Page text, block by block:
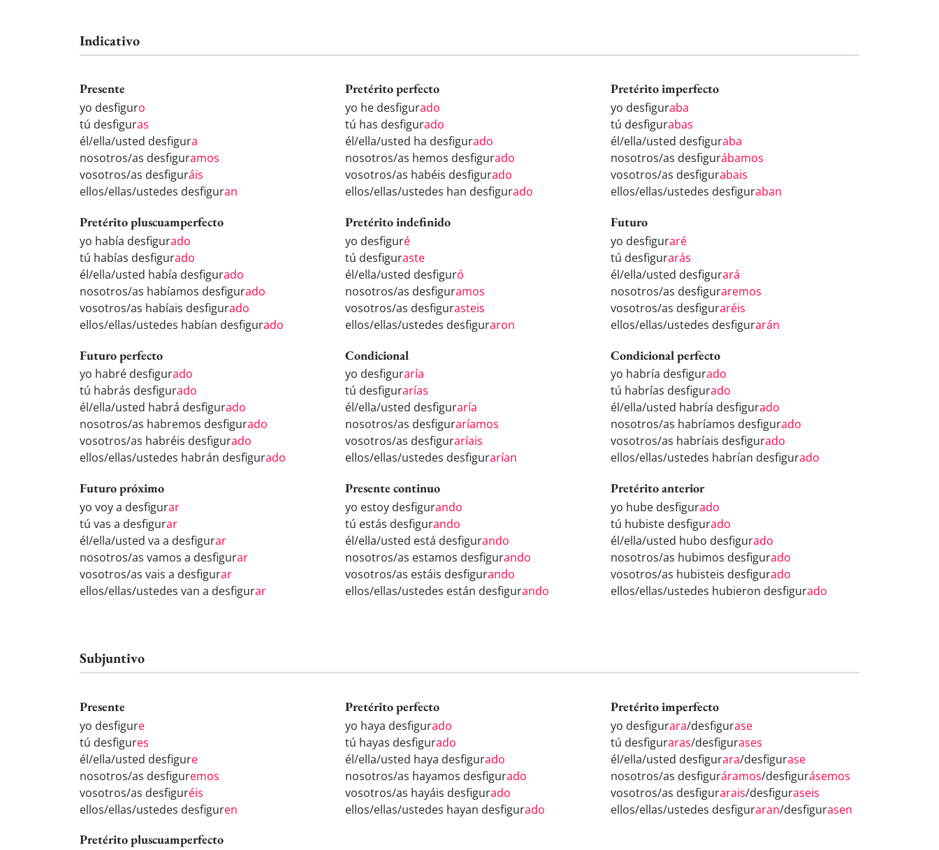
Indicativo
Presente
yo desfiguro
tú desfiguras
él/ella/usted desfigura
nosotros/as desfiguramos
vosotros/as desfiguráis
ellos/ellas/ustedes desfiguran
Pretérito perfecto
yo he desfigurado
tú has desfigurado
él/ella/usted ha desfigurado
nosotros/as hemos desfigurado
vosotros/as habéis desfigurado
ellos/ellas/ustedes han desfigurado
Pretérito imperfecto
yo desfiguraba
tú desfigurabas
él/ella/usted desfiguraba
nosotros/as desfigurábamos
vosotros/as desfigurabais
ellos/ellas/ustedes desfiguraban
Pretérito pluscuamperfecto
yo había desfigurado
tú habías desfigurado
él/ella/usted había desfigurado
nosotros/as habíamos desfigurado
vosotros/as habíais desfigurado
ellos/ellas/ustedes habían desfigurado
Pretérito indefinido
yo desfiguré
tú desfiguraste
él/ella/usted desfiguró
nosotros/as desfiguramos
vosotros/as desfigurasteis
ellos/ellas/ustedes desfiguraron
Futuro
yo desfiguraré
tú desfigurarás
él/ella/usted desfigurará
nosotros/as desfiguraremos
vosotros/as desfiguraréis
ellos/ellas/ustedes desfigurarán
Futuro perfecto
yo habré desfigurado
tú habrás desfigurado
él/ella/usted habrá desfigurado
nosotros/as habremos desfigurado
vosotros/as habréis desfigurado
ellos/ellas/ustedes habrán desfigurado
Condicional
yo desfiguraría
tú desfigurarías
él/ella/usted desfiguraría
nosotros/as desfiguraríamos
vosotros/as desfiguraríais
ellos/ellas/ustedes desfigurarían
Condicional perfecto
yo habría desfigurado
tú habrías desfigurado
él/ella/usted habría desfigurado
nosotros/as habríamos desfigurado
vosotros/as habríais desfigurado
ellos/ellas/ustedes habrían desfigurado
Futuro próximo
yo voy a desfigurar
tú vas a desfigurar
él/ella/usted va a desfigurar
nosotros/as vamos a desfigurar
vosotros/as vais a desfigurar
ellos/ellas/ustedes van a desfigurar
Presente continuo
yo estoy desfigurando
tú estás desfigurando
él/ella/usted está desfigurando
nosotros/as estamos desfigurando
vosotros/as estáis desfigurando
ellos/ellas/ustedes están desfigurando
Pretérito anterior
yo hube desfigurado
tú hubiste desfigurado
él/ella/usted hubo desfigurado
nosotros/as hubimos desfigurado
vosotros/as hubisteis desfigurado
ellos/ellas/ustedes hubieron desfigurado
Subjuntivo
Presente
yo desfigure
tú desfigures
él/ella/usted desfigure
nosotros/as desfiguremos
vosotros/as desfiguréis
ellos/ellas/ustedes desfiguren
Pretérito perfecto
yo haya desfigurado
tú hayas desfigurado
él/ella/usted haya desfigurado
nosotros/as hayamos desfigurado
vosotros/as hayáis desfigurado
ellos/ellas/ustedes hayan desfigurado
Pretérito imperfecto
yo desfigurara/desfigurase
tú desfiguraras/desfigurases
él/ella/usted desfigurara/desfigurase
nosotros/as desfiguráramos/desfigurásemos
vosotros/as desfigurarais/desfiguraseis
ellos/ellas/ustedes desfiguraran/desfigurasen
Pretérito pluscuamperfecto